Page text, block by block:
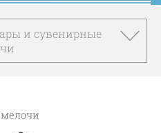
и сувенирные